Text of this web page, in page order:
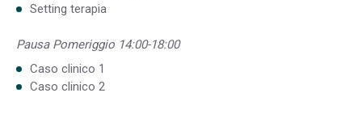
Setting terapia
Pausa Pomeriggio 14:00-18:00
Caso clinico 1
Caso clinico 2